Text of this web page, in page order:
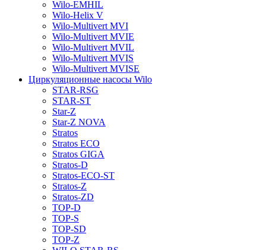
Wilo-EMHIL
Wilo-Helix V
Wilo-Multivert MVI
Wilo-Multivert MVIE
Wilo-Multivert MVIL
Wilo-Multivert MVIS
Wilo-Multivert MVISE
Циркуляционные насосы Wilo
STAR-RSG
STAR-ST
Star-Z
Star-Z NOVA
Stratos
Stratos ECO
Stratos GIGA
Stratos-D
Stratos-ECO-ST
Stratos-Z
Stratos-ZD
TOP-D
TOP-S
TOP-SD
TOP-Z